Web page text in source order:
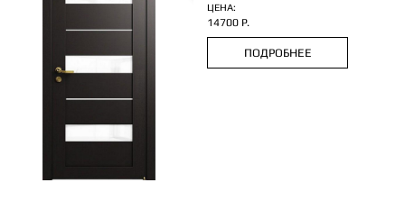
ЦЕНА:
14700 Р.
ПОДРОБНЕЕ